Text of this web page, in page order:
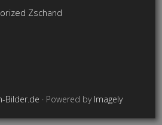
Zschand
Bilder.de · Powered by Imagely